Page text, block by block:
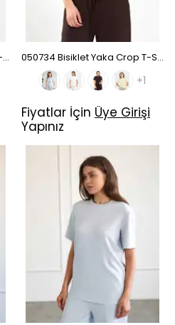
050736 V Yaka Örme T-Shirt - Bebe Mavi 050734 Bisiklet Yaka Crop T-Shirt - Kahve
+1
Fiyatlar İçin Üye Girişi
Yapınız